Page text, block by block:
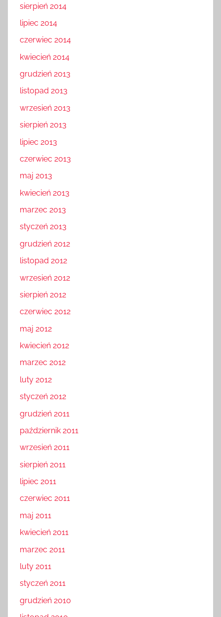
sierpień 2014
lipiec 2014
czerwiec 2014
kwiecień 2014
grudzień 2013
listopad 2013
wrzesień 2013
sierpień 2013
lipiec 2013
czerwiec 2013
maj 2013
kwiecień 2013
marzec 2013
styczeń 2013
grudzień 2012
listopad 2012
wrzesień 2012
sierpień 2012
czerwiec 2012
maj 2012
kwiecień 2012
marzec 2012
luty 2012
styczeń 2012
grudzień 2011
październik 2011
wrzesień 2011
sierpień 2011
lipiec 2011
czerwiec 2011
maj 2011
kwiecień 2011
marzec 2011
luty 2011
styczeń 2011
grudzień 2010